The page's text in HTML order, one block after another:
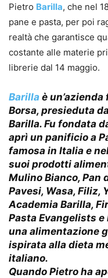
Pietro Barilla, che nel
pane e pasta, per poi
realtà che garantisce
costante alle materie
librerie dal 14 maggio.
Barilla è
Borsa, presieduta
Barilla. Fu fondata
aprì un panificio a
famosa in Italia e
suoi prodotti
Mulino Bianco, Pan
Pavesi, Wasa, Filiz,
Academia Barilla,
Pasta Evangelists e
una alimentazione
ispirata alla dieta
italiano.
Quando Pietro ha